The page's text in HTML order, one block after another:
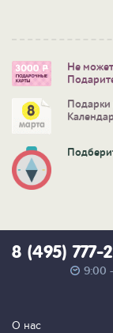
Не
Подарки
8 (495) 777-
9:00
О нас